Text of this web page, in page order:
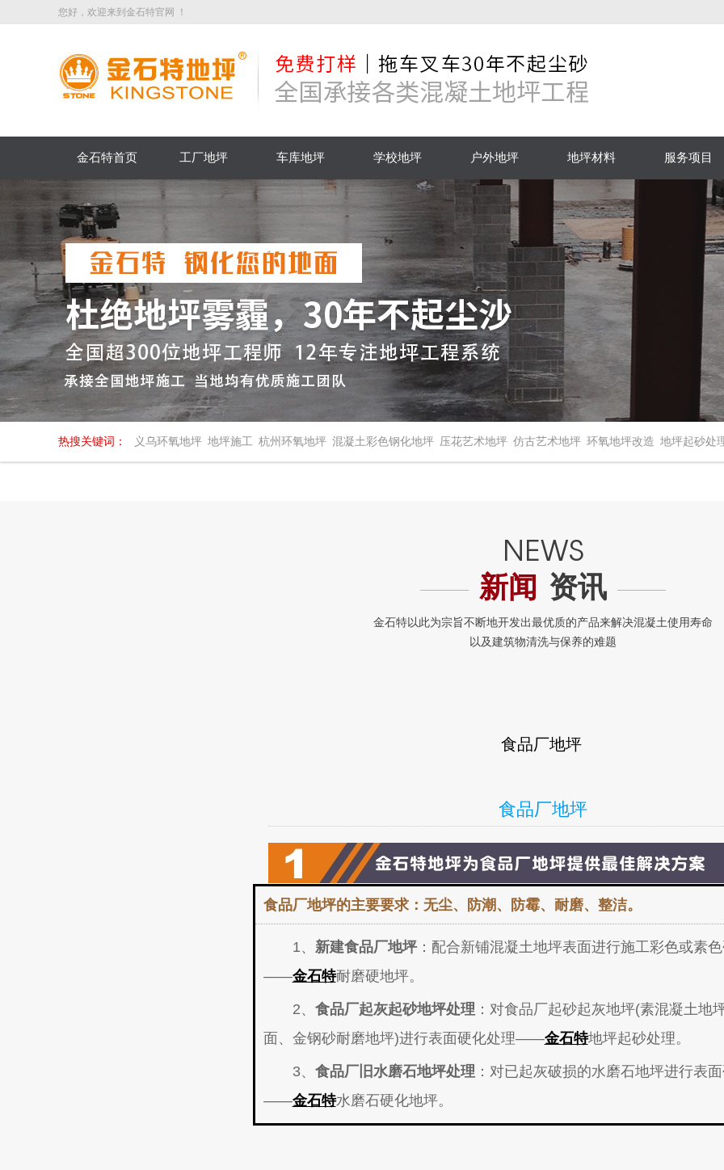
您好，欢迎来到金石特官网 ！
金石特首页 工厂地坪 车库地坪 学校地坪 户外地坪 地坪材料 服务项目
热搜关键词： 义乌环氧地坪 地坪施工 杭州环氧地坪 混凝土彩色钢化地坪 压花艺术地坪 仿古艺术地坪 环氧地坪改造 地坪起砂处
新闻 资讯
食品厂地坪
食品厂地坪
食品厂地坪的主要要求：无尘、防潮、防霉、耐磨、整洁。
1、 新建食品厂地坪：配合新铺混凝土地坪表面进行施工彩色或素
——金石特耐磨硬地坪。
2、 食品厂起灰起砂地坪处理 ：对食品厂起砂起灰地坪(素混凝土地
面、金钢砂耐磨地坪)进行表面硬化处理——金石特地坪起砂处理。
3、 食品厂旧水磨石地坪处理 ：对已起灰破损的水磨石地坪进行表
——金石特水磨石硬化地坪。